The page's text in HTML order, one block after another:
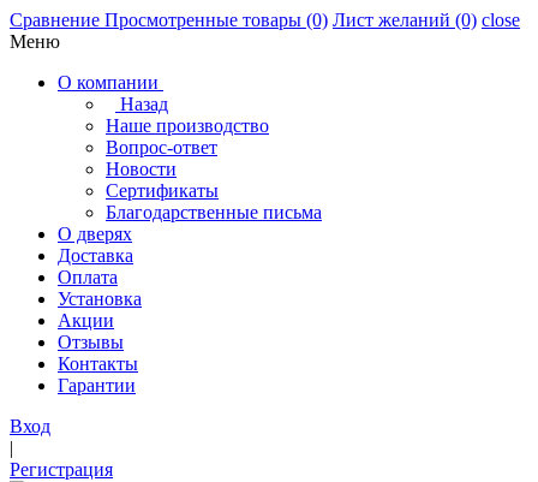
Сравнение Просмотренные товары (0) Лист желаний (0) close
Меню
О компании
Назад
Наше производство
Вопрос-ответ
Новости
Сертификаты
Благодарственные письма
О дверях
Доставка
Оплата
Установка
Акции
Отзывы
Контакты
Гарантии
Вход
|
Регистрация